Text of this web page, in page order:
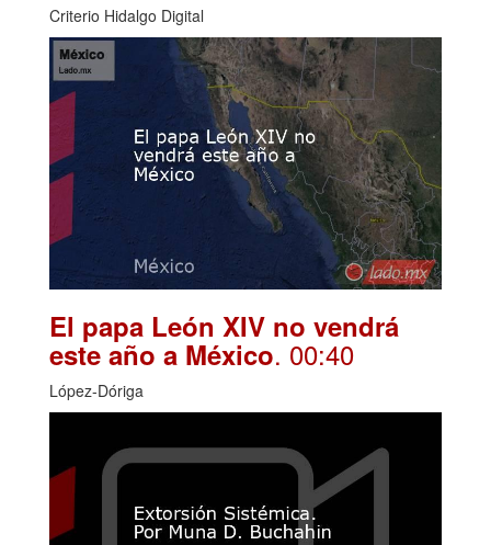
Criterio Hidalgo Digital
El papa León XIV no vendrá
este año a México. 00:40
López-Dóriga